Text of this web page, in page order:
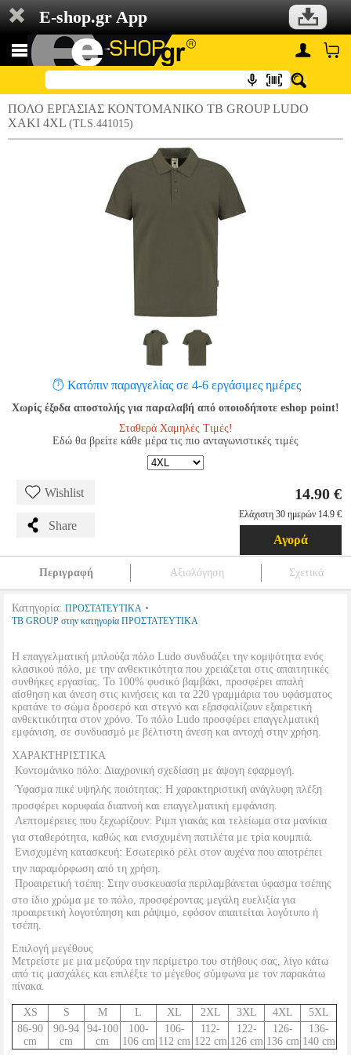
E-shop.gr App
ΠΟΛΟ ΕΡΓΑΣΙΑΣ ΚΟΝΤΟΜΑΝΙΚΟ TB GROUP LUDO
ΧΑΚΙ 4XL (TLS.441015)
Κατόπιν παραγγελίας σε 4-6 εργάσιμες ημέρες
Χωρίς έξοδα αποστολής για παραλαβή από οποιοδήποτε eshop point!
Σταθερά Χαμηλές Τιμές!
Εδώ θα βρείτε κάθε μέρα τις πιο ανταγωνιστικές τιμές
Wishlist
Share
14.90 €
Ελάχιστη 30 ημερών 14.9 €
Αγορά
Περιγραφή Αξιολόγηση Σχετικά
Κατηγορία: ΠΡΟΣΤΑΤΕΥΤΙΚΑ •
TB GROUP στην κατηγορία ΠΡΟΣΤΑΤΕΥΤΙΚΑ
Η επαγγελματική μπλούζα πόλο Ludo συνδυάζει την κομψότητα ενός
κλασικού πόλο, με την ανθεκτικότητα που χρειάζεται στις απαιτητικές
συνθήκες εργασίας. Το 100% φυσικό βαμβάκι, προσφέρει απαλή
αίσθηση και άνεση στις κινήσεις και τα 220 γραμμάρια του υφάσματος
κρατάνε το σώμα δροσερό και στεγνό και εξασφαλίζουν εξαιρετική
ανθεκτικότητα στον χρόνο. Το πόλο Ludo προσφέρει επαγγελματική
εμφάνιση, σε συνδυασμό με βέλτιστη άνεση και αντοχή στην χρήση.
ΧΑΡΑΚΤΗΡΙΣΤΙΚΑ
 Κοντομάνικο πόλο: Διαχρονική σχεδίαση με άψογη εφαρμογή.
 Ύφασμα πικέ υψηλής ποιότητας: Η χαρακτηριστική ανάγλυφη πλέξη
προσφέρει κορυφαία διαπνοή και επαγγελματική εμφάνιση.
 Λεπτομέρειες που ξεχωρίζουν: Ριμπ γιακάς και τελείωμα στα μανίκια
για σταθερότητα, καθώς και ενισχυμένη πατιλέτα με τρία κουμπιά.
 Ενισχυμένη κατασκευή: Εσωτερικό ρέλι στον αυχένα που αποτρέπει
την παραμόρφωση από τη χρήση.
 Προαιρετική τσέπη: Στην συσκευασία περιλαμβάνεται ύφασμα τσέπης
στο ίδιο χρώμα με το πόλο, προσφέροντας μεγάλη ευελιξία για
προαιρετική λογοτύπηση και ράψιμο, εφόσον απαιτείται λογότυπο ή
τσέπη.
Επιλογή μεγέθους
Μετρείστε με μια μεζούρα την περίμετρο του στήθους σας, λίγο κάτω
από τις μασχάλες και επιλέξτε το μέγεθος σύμφωνα με τον παρακάτω
πίνακα.
XS S M L XL 2XL 3XL 4XL
5XL
86-90
cm
90-94
cm
94-100
cm
100-
106 cm
106-
112 cm
112-
122 cm
122-
126 cm
126-
136 cm
136-
140 cm